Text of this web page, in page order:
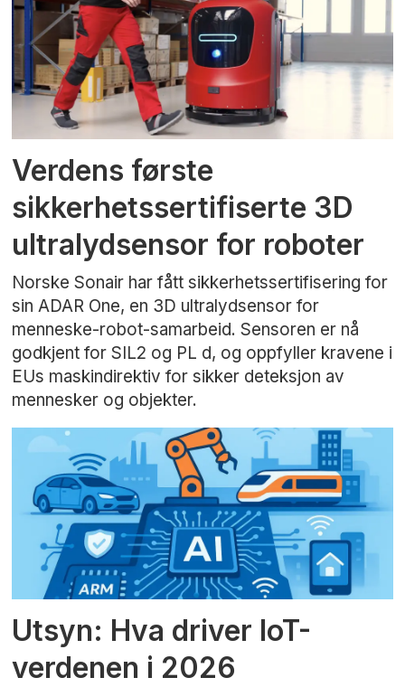
Verdens første
sikkerhetssertifiserte 3D
ultralydsensor for roboter
Norske Sonair har fått sikkerhetssertifisering for
sin ADAR One, en 3D ultralydsensor for
menneske-robot-samarbeid. Sensoren er nå
godkjent for SIL2 og PL d, og oppfyller kravene i
EUs maskindirektiv for sikker deteksjon av
mennesker og objekter.
Utsyn: Hva driver IoT-
verdenen i 2026